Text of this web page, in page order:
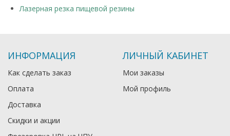
Лазерная резка пищевой резины
ИНФОРМАЦИЯ
Как сделать заказ
Оплата
Доставка
Скидки и акции
ЛИЧНЫЙ КАБИНЕТ
Мои заказы
Мой профиль